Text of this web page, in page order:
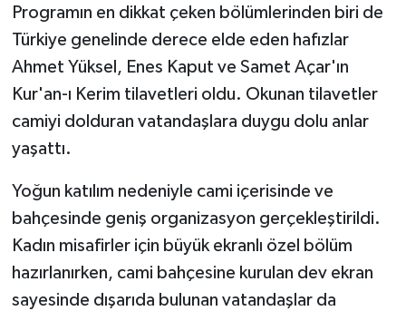
Programın en dikkat çeken bölümlerinden biri de
Türkiye genelinde derece elde eden hafızlar
Ahmet Yüksel, Enes Kaput ve Samet Açar'ın
Kur'an-ı Kerim tilavetleri oldu. Okunan tilavetler
camiyi dolduran vatandaşlara duygu dolu anlar
yaşattı.
Yoğun katılım nedeniyle cami içerisinde ve
bahçesinde geniş organizasyon gerçekleştirildi.
Kadın misafirler için büyük ekranlı özel bölüm
hazırlanırken, cami bahçesine kurulan dev ekran
sayesinde dışarıda bulunan vatandaşlar da